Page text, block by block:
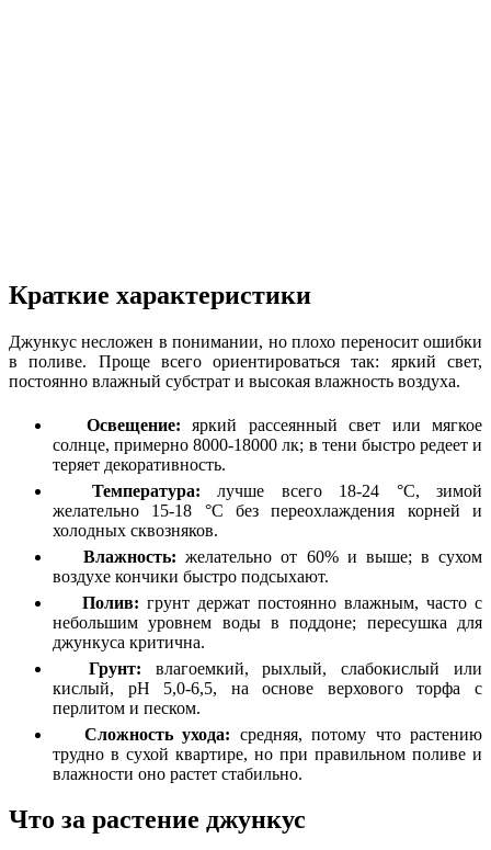
Краткие характеристики
Джункус несложен в понимании, но плохо переносит ошибки
в поливе. Проще всего ориентироваться так: яркий свет,
постоянно влажный субстрат и высокая влажность воздуха.
Освещение: яркий рассеянный свет или мягкое
солнце, примерно 8000-18000 лк; в тени быстро редеет и
теряет декоративность.
Температура: лучше всего 18-24 °C, зимой
желательно 15-18 °C без переохлаждения корней и
холодных сквозняков.
Влажность: желательно от 60% и выше; в сухом
воздухе кончики быстро подсыхают.
Полив: грунт держат постоянно влажным, часто с
небольшим уровнем воды в поддоне; пересушка для
джункуса критична.
Грунт: влагоемкий, рыхлый, слабокислый или
кислый, pH 5,0-6,5, на основе верхового торфа с
перлитом и песком.
Сложность ухода: средняя, потому что растению
трудно в сухой квартире, но при правильном поливе и
влажности оно растет стабильно.
Что за растение джункус